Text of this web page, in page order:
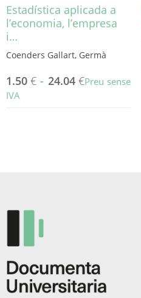
Estadística aplicada a
l’economia, l’empresa
i…
Coenders Gallart, Germà
1.50 € - 24.04 €Preu sense
IVA
a
la
pàgina
del